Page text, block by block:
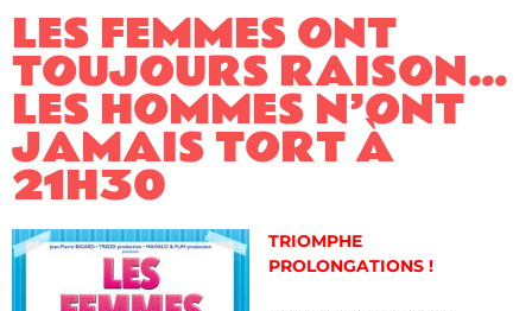
LES FEMMES ONT
TOUJOURS RAISON…
LES HOMMES N’ONT
JAMAIS TORT À
21H30
TRIOMPHE
PROLONGATIONS !